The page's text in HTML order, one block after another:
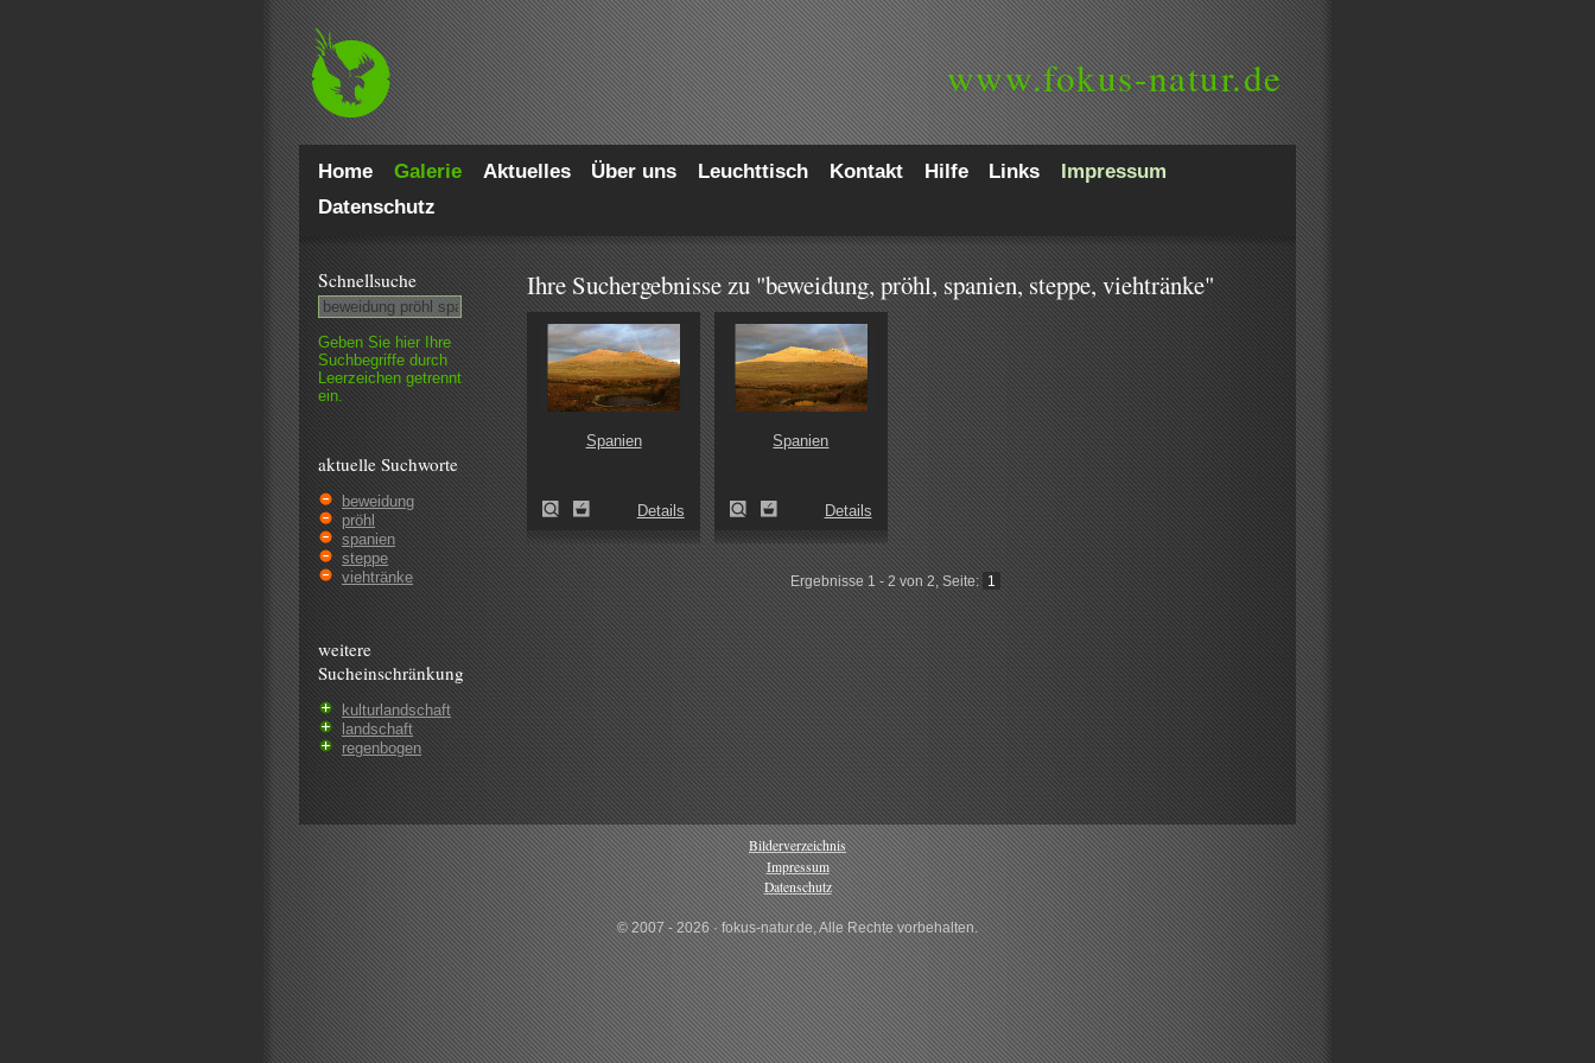
www.fokus-natur.de
Home Galerie Aktuelles Über uns Leuchttisch Kontakt Hilfe Links
Impressum
Datenschutz
Schnell­suche
Geben Sie hier Ihre
Such­begriffe durch
Leer­zeichen getrennt
ein.
aktuelle Suchworte
beweidung
pröhl
spanien
steppe
viehtränke
weitere
Sucheinschränkung
kulturlandschaft
landschaft
regenbogen
Ihre Suchergebnisse zu "beweidung, pröhl, spanien, steppe, viehtränke"
Spanien
Details
Spanien
Details
Ergebnisse 1 - 2 von 2, Seite: 1
Bilderverzeichnis
Impressum
Datenschutz
© 2007 - 2026 · fokus-natur.de, Alle Rechte vorbehalten.